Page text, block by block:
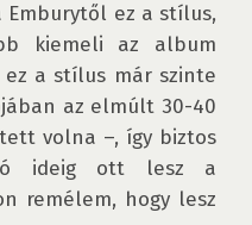
Emburytől ez a stílus,
kiemeli az album
ez a stílus már szinte
az elmúlt 30-40
volna –, így biztos
jó ideig ott lesz a
remélem, hogy lesz